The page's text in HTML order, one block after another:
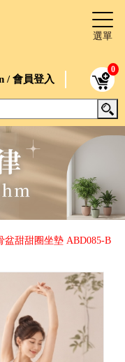
/ 會員登入
0
盆甜甜圈坐墊 ABD085-B